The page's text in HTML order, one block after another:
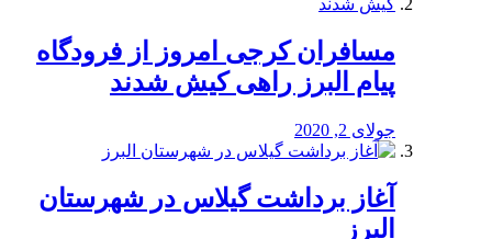
مسافران کرجی امروز از فرودگاه
پیام البرز راهی کیش شدند
جولای 2, 2020
آغاز برداشت گیلاس در شهرستان
البرز